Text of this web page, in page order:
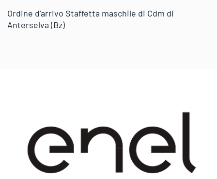
Ordine d’arrivo Staffetta maschile di Cdm di
Anterselva (Bz)